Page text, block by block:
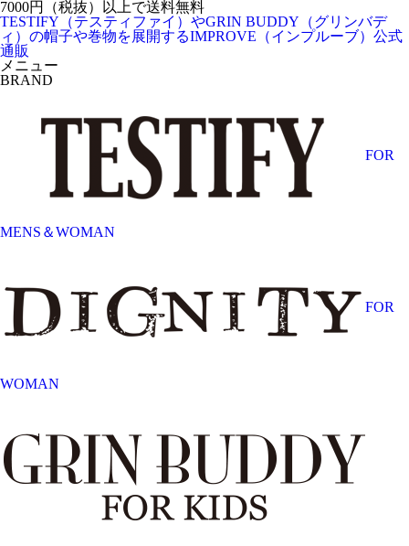
7000円（税抜）以上で送料無料
TESTIFY（テスティファイ）やGRIN BUDDY（グリンバデ
ィ）の帽子や巻物を展開するIMPROVE（インプルーブ）公式
通販
メニュー
BRAND
FOR
MENS＆WOMAN
FOR
WOMAN